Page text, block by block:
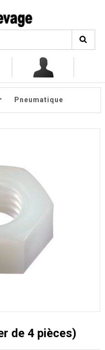
Pneumatique
de 4 pièces)